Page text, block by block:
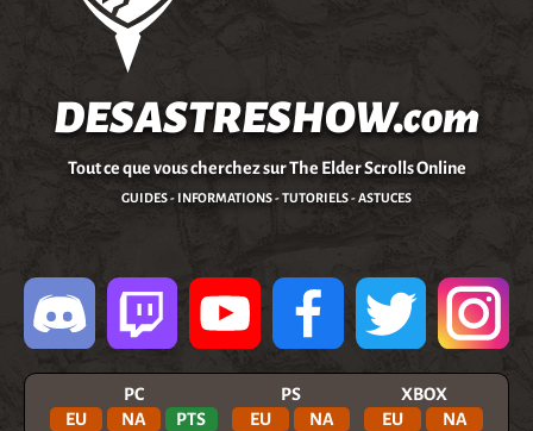
DESASTRESHOW.com
Tout ce que vous cherchez sur The Elder Scrolls Online
GUIDES - INFORMATIONS - TUTORIELS - ASTUCES
PC
EU
NA PTS
PS
EU
NA
XBOX
EU
NA